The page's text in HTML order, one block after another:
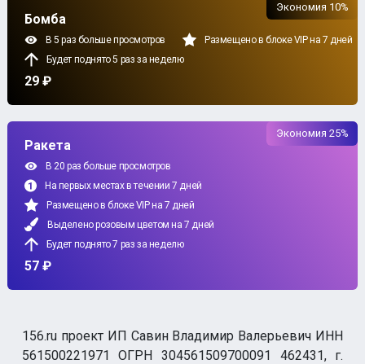
Бомба
В 5 раз больше просмотров
Размещено в блоке VIP на 7 дней
Будет поднято 5 раз за неделю
29 ₽
Экономия 10%
Ракета
В 20 раз больше просмотров
На первых местах в течении 7 дней
Размещено в блоке VIP на 7 дней
Выделено розовым цветом на 7 дней
Будет поднято 7 раз за неделю
57 ₽
Экономия 25%
156.ru проект ИП Савин Владимир Валерьевич ИНН
561500221971 ОГРН 304561509700091 462431, г.